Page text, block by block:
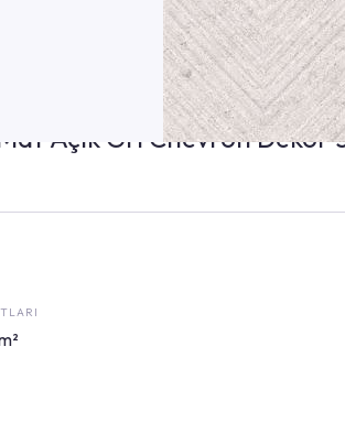
Açık Gri Chevron Dekor